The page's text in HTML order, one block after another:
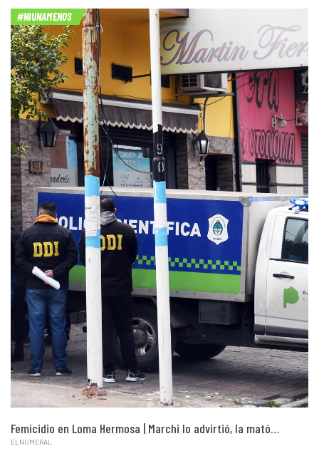
#NIUNAMENOS
Femicidio en Loma Hermosa | Marchi lo advirtió, la mató…
ELNUMERAL